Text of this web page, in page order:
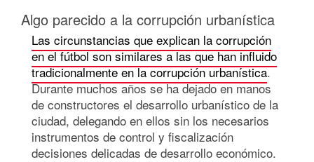
Algo parecido a la corrupción urbanística
Las circunstancias que explican la corrupción
en el fútbol son similares a las que han influido
tradicionalmente en la corrupción urbanística.
Durante muchos años se ha dejado en manos
de constructores el desarrollo urbanístico de la
ciudad, delegando en ellos sin los necesarios
instrumentos de control y fiscalización
decisiones delicadas de desarrollo económico.